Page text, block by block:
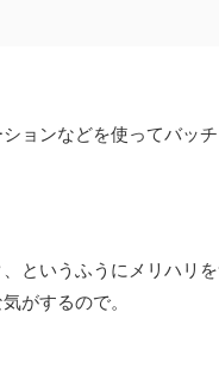
ョンなどを使ってバッ
というふうにメリハリを
がするので。